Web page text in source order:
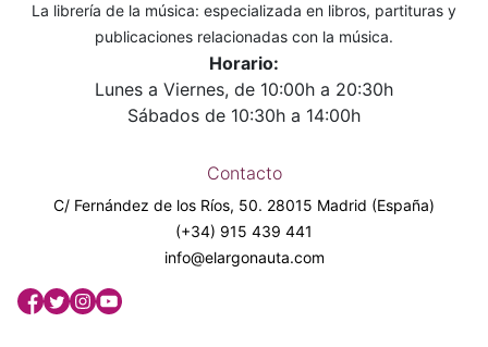
La librería de la música: especializada en libros, partituras y
publicaciones relacionadas con la música.
Horario:
Lunes a Viernes, de 10:00h a 20:30h
Sábados de 10:30h a 14:00h
Contacto
C/ Fernández de los Ríos, 50. 28015 Madrid (España)
(+34) 915 439 441
info@elargonauta.com